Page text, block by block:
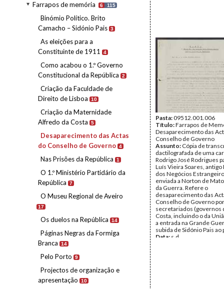
Farrapos de memória 6 115
Binómio Político. Brito
Camacho – Sidónio Pais 3
As eleições para a
Constituinte de 1911
4
Como acabou o 1.º Governo
Constitucional da República
2
Criação da Faculdade de
Direito de Lisboa
10
Criação da Maternidade
Alfredo da Costa
5
Desaparecimento das Actas
do Conselho de Governo 4
Nas Prisões da República 1
O 1.º Ministério Partidário da
República
7
O Museu Regional de Aveiro
17
Os duelos na República 14
Páginas Negras da Formiga
Branca
14
Pelo Porto 9
Projectos de organização e
apresentação
10
Pasta:09512.001.006
Título:Farrapos de
Desaparecimento das
Conselho de Governo
Assunto: Cópia de
dactilografada de uma
Rodrigo José Rodrigues
Luís Vieira Soares,
dos Negócios
enviada a Norton de
da Guerra. Refere o
desaparecimento das
Conselho de Governo
secretariados (governos
Costa, incluindo o da
a entrada na Grande
subida de Sidónio Pais ao
Data: s.d.